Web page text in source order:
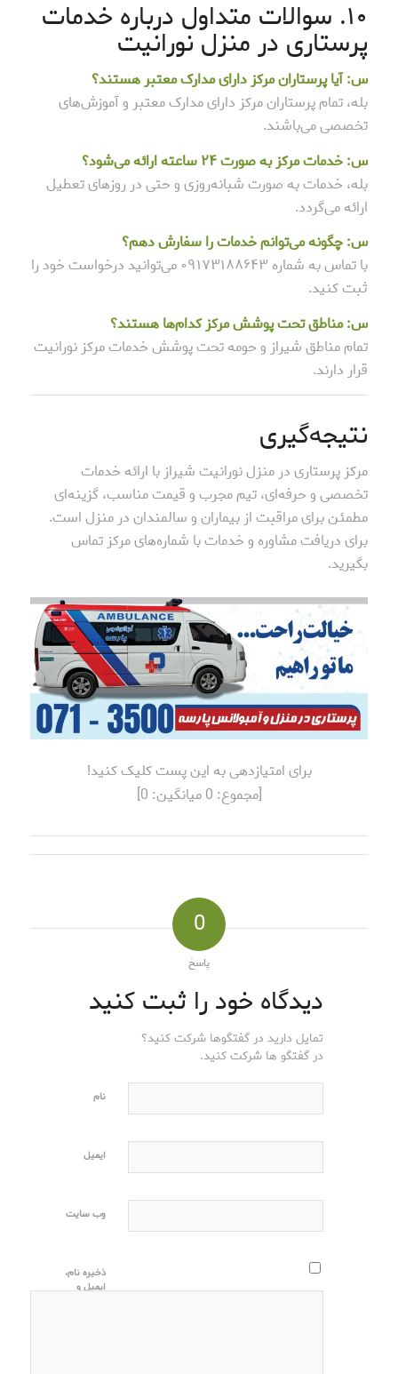
۱۰. سوالات متداول درباره خدمات
پرستاری در منزل نورانیت
س: آیا پرستاران مرکز دارای مدارک معتبر هستند؟
بله، تمام پرستاران مرکز دارای مدارک معتبر و آموزش‌های
تخصصی می‌باشند.
س: خدمات مرکز به صورت ۲۴ ساعته ارائه می‌شود؟
بله، خدمات به صورت شبانه‌روزی و حتی در روزهای تعطیل
ارائه می‌گردد.
س: چگونه می‌توانم خدمات را سفارش دهم؟
با تماس به شماره ۰۹۱۷۳۱۸۸۶۴۳ می‌توانید درخواست خود را
ثبت کنید.
س: مناطق تحت پوشش مرکز کدام‌ها هستند؟
تمام مناطق شیراز و حومه تحت پوشش خدمات مرکز نورانیت
قرار دارند.
نتیجه‌گیری
مرکز پرستاری در منزل نورانیت شیراز با ارائه خدمات
تخصصی و حرفه‌ای، تیم مجرب و قیمت مناسب، گزینه‌ای
مطمئن برای مراقبت از بیماران و سالمندان در منزل است.
برای دریافت مشاوره و خدمات با شماره‌های مرکز تماس
بگیرید.
برای امتیازدهی به این پست کلیک کنید!
[مجموع: 0میانگین: 0
]
0
پاسخ
دیدگاه خود را ثبت کنید
تمایل دارید در گفتگوها شرکت کنید؟
در گفتگو ها شرکت کنید.
نام
ایمیل
وب‌ سایت
ذخیره نام،
ایمیل و